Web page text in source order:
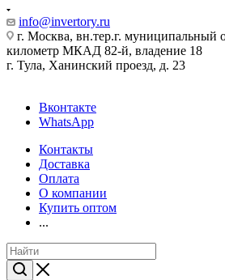
info@invertory.ru
г. Москва, вн.тер.г. муниципальный
километр МКАД 82-й, владение 18
г. Тула, Ханинский проезд, д. 23
Вконтакте
WhatsApp
Контакты
Доставка
Оплата
О компании
Купить оптом
...